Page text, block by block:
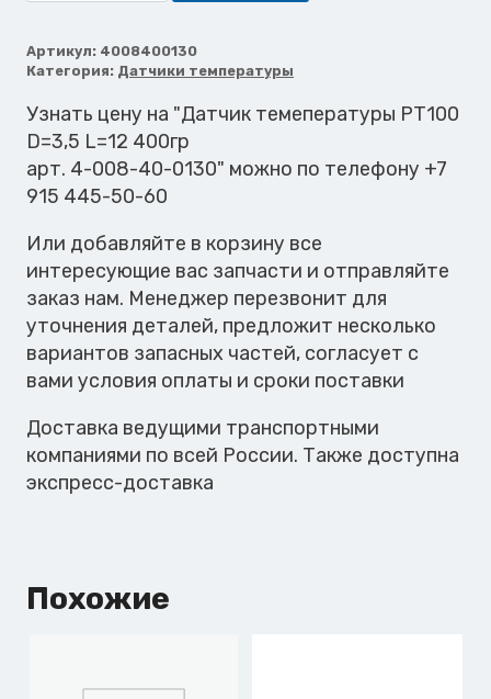
темепературы
РТ100
D=3,5
L=12
400гр
Артикул: 4008400130
Категория: Датчики температуры
Узнать цену на "Датчик темепературы РТ100
D=3,5 L=12 400гр
арт. 4-008-40-0130" можно по телефону +7
915 445-50-60
Или добавляйте в корзину все
интересующие вас запчасти и отправляйте
заказ нам. Менеджер перезвонит для
уточнения деталей, предложит несколько
вариантов запасных частей, согласует с
вами условия оплаты и сроки поставки
Доставка ведущими транспортными
компаниями по всей России. Также доступна
экспресс-доставка
Похожие